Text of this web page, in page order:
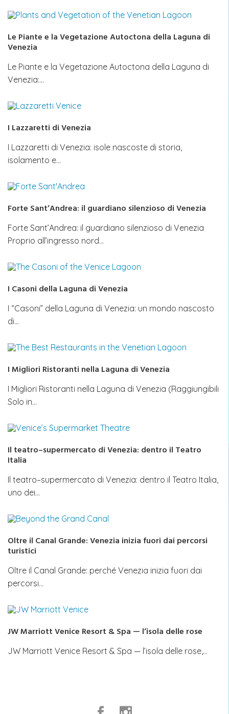
Le Piante e la Vegetazione Autoctona della Laguna di
Venezia
Le Piante e la Vegetazione Autoctona della Laguna di
Venezia:…
I Lazzaretti di Venezia
I Lazzaretti di Venezia: isole nascoste di storia,
isolamento e…
Forte Sant’Andrea: il guardiano silenzioso di Venezia
Forte Sant’Andrea: il guardiano silenzioso di Venezia
Proprio all’ingresso nord…
I Casoni della Laguna di Venezia
I “Casoni” della Laguna di Venezia: un mondo nascosto
di…
I Migliori Ristoranti nella Laguna di Venezia
I Migliori Ristoranti nella Laguna di Venezia (Raggiungibili
Solo in…
Il teatro–supermercato di Venezia: dentro il Teatro
Italia
Il teatro–supermercato di Venezia: dentro il Teatro Italia,
uno dei…
Oltre il Canal Grande: Venezia inizia fuori dai percorsi
turistici
Oltre il Canal Grande: perché Venezia inizia fuori dai
percorsi…
JW Marriott Venice Resort & Spa — l’isola delle rose
JW Marriott Venice Resort & Spa — l’isola delle rose,…